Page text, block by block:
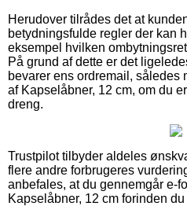
Herudover tilrådes det at
betydningsfulde regler der kan
eksempel hvilken
På grund af dette er det
bevarer ens ordremail, således
af Kapselåbner, 12 cm, om du
dreng.
Trustpilot tilbyder aldeles
flere andre forbrugeres
anbefales, at du gennemgår e-
Kapselåbner, 12 cm forinden du